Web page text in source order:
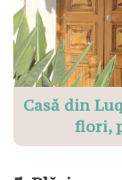
Casă din
flori,